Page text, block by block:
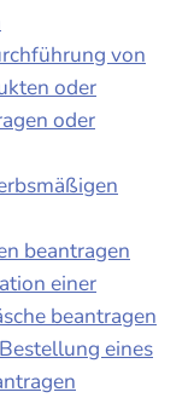
von
oder
oder
beantragen
einer
beantragen
eines